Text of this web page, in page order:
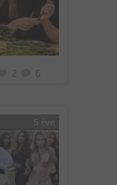
2 6
5 éve